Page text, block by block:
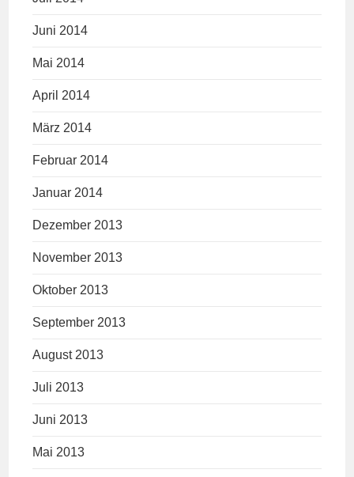
Juni 2014
Mai 2014
April 2014
März 2014
Februar 2014
Januar 2014
Dezember 2013
November 2013
Oktober 2013
September 2013
August 2013
Juli 2013
Juni 2013
Mai 2013